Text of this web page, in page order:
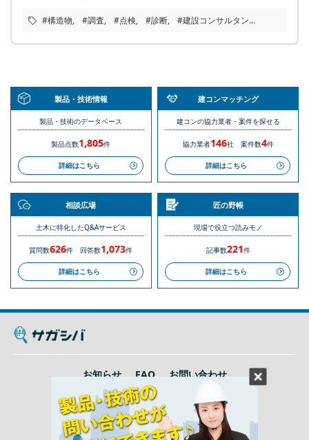
#構造物 #調査 #点検 #診断 #建設コンサルタン...
製品・技術情報
製品・技術のデータベース
製品点数1,805件
詳細はこちら
建コンマッチング
建コンの協力業者・案件を探せる
協力業者146社 案件数4件
詳細はこちら
相談広場
土木に特化したQ&Aサービス
質問数626件 回答数1,073件
詳細はこちら
匠の野帳
現場で役立つ読みモノ
記事数221件
詳細はこちら
お知らせ FAQ
お問い合わせ
利用規約
プライバシーポリシー